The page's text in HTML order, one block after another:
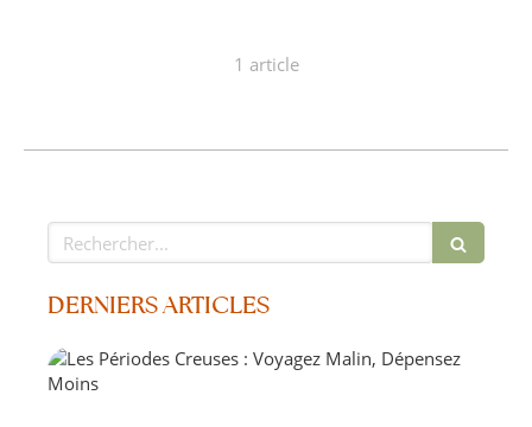
1 article
Rechercher
DERNIERS ARTICLES